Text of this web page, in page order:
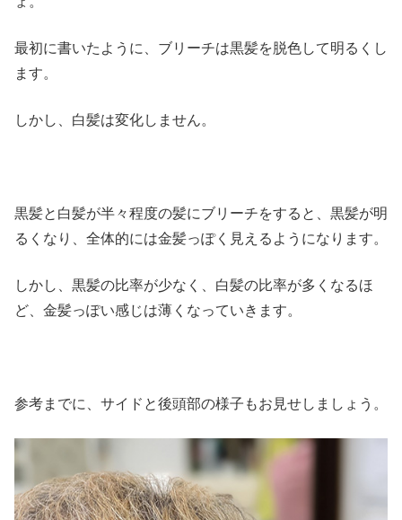
最初に書いたように、ブリーチは黒髪を脱色して明るくし
ます。
しかし、白髪は変化しません。
黒髪と白髪が半々程度の髪にブリーチをすると、黒髪が明
るくなり、全体的には金髪っぽく見えるようになります。
しかし、黒髪の比率が少なく、白髪の比率が多くなるほ
ど、金髪っぽい感じは薄くなっていきます。
参考までに、サイドと後頭部の様子もお見せしましょう。